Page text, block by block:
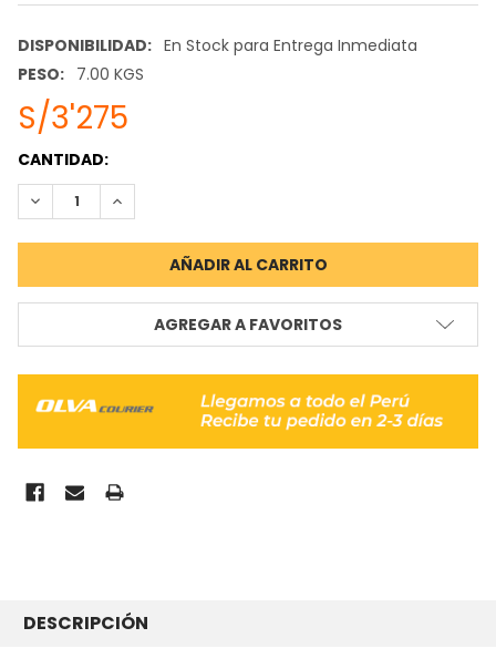
DISPONIBILIDAD: En Stock para Entrega Inmediata
PESO: 7.00 KGS
S/3'275
STOCK
ACTUAL:
CANTIDAD:
REDUCIR CANTIDAD:INCREMENTAR CANTIDAD:
AGREGAR A FAVORITOS
JUNTOS
DESCRIPCIÓN